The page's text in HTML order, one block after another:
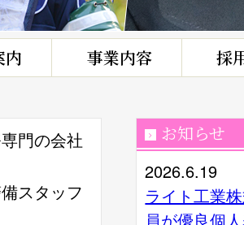
内 事業内容 採
門の会社
スタッフ
お知らせ
2026.6.19
ライト工業
員が優良個